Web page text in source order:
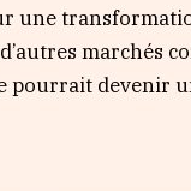
une
marchés
pourrait devenir